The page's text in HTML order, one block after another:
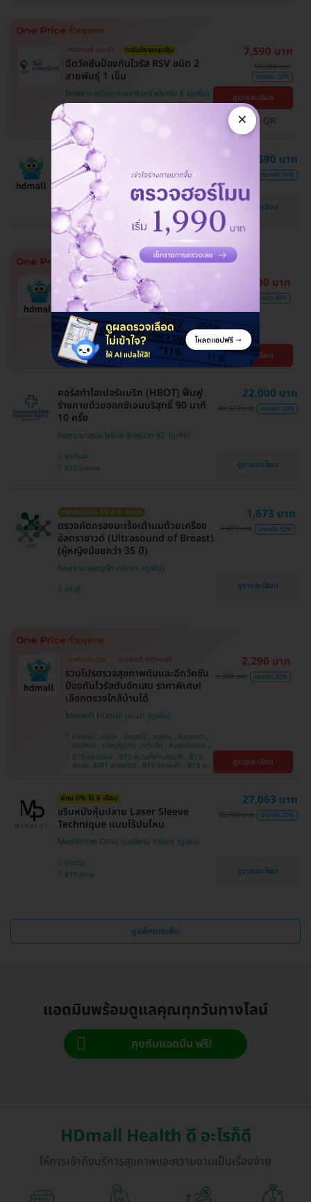
HDmall แนะนำ การันตีราคาสุดคุ้ม
ฉีดวัคซีนป้องกันไวรัส RSV ชนิด 2
สายพันธ์ุ 1 เข็ม
โรงพยาบาลวิมุต-เทพธารินทร์ พระราม 4
7,590 บาท
10,380 บาท
ประหยัด 25%
ดูรายละเอียด
จ่ายด้วย QR
การันตีราคาสุดคุ้ม
ฉีดวัคซีนป้องกันไวรัส RSV ชนิด 2 สาย
พันธ์ุ ป้องกันครอบคลุมอุ่นใจกว่า
โปรขายดี! HDmall แนะนำ
7,590 บาท
ประหยัด 34%
ดูรายละเอียด
การันตีราคาดีที่สุด
ซื้อ 2 เข็มประหยัดกว่า
รวมค่าแพทย์และค่าบริการ รพ. แล้ว
ฉีดวัคซีนป้องกันโรคมือ เท้า ปาก
สร้างภูมิคุ้มกันให้ลูก
โปรขายดี! HDmall แนะนำ
4,990 บาท
ประหยัด 45%
ดูรายละเอียด
คอร์สทำไฮเปอร์แบริก (HBOT) ฟื้นฟู
ร่างกายด้วยออกซิเจนบริสุทธิ์ 90 นาที
10 ครั้ง
โรงพยาบาลรวมใจรักษ์ @สุขุมวิท 62
พระโขนง
BTS บางจาก
22,000 บาท
46,572 บาท ประหยัด 53%
ดูรายละเอียด
ราคาพิเศษถึง 16 ส.ค. เท่านั้น
ตรวจคัดกรองมะเร็งเต้านมด้วยเครื่อง
อัลตราซาวด์ (Ultrasound of Breast)
(ผู้หญิงน้อยกว่า 35 ปี)
โรงพยาบาลพญาไท ศรีราชา
ชลบุรี
1,673 บาท
3,470 บาท ประหยัด 52%
ดูรายละเอียด
ถูกที่สุดในเว็บ! มีเฉพาะที่ HDmall!
รวมโปรตรวจสุขภาพตับและฉีดวัคซีน
ป้องกันไวรัสตับอักเสบ ราคาพิเศษ!
เลือกตรวจใกล้บ้านได้
โปรขายดี! HDmall แนะนำ
บางบอน , บึงกุ่ม , ปทุมธานี , จตุจักร , คันนายาว ,
จอมทอง , ราษฎร์บูรณะ , ปทุมวัน , สมุทรปราการ ,
ลาดพร้าว , พญาไท , ภาษีเจริญ , พระโขนง , บางรัก
, หนองแขม , บริการถึงบ้าน , ราชเทวี , บางนา ,
คลองเตย , ตลิ่งชัน
BTS เสนานิคม , BTS สนามกีฬาแห่งชาติ , BTS
สยาม , MRT ลาดพร้าว , BTS สนามเป้า , BTS บาง
2,290 บาท
3,380 บาท ประหยัด 32%
ดูรายละเอียด
ผ่อน 0% ได้ 6 เดือน
ขริบหนังหุ้มปลาย Laser Sleeve
Technique แบบไร้ปมไหม
MediPrime Clinic (เมดิไพร์ม คลินิก)
ปทุมวัน
BTS สยาม
27,063 บาท
35,900 บาท ประหยัด 25%
ดูรายละเอียด
ดูแพ็กเกจเพิ่ม
แอดมินพร้อมดูแลคุณทุกวันทางไลน์
คุยกับแอดมิน ฟรี!
HDmall Health ดี อะไรก็ดี
ให้การเข้าถึงบริการสุขภาพและความงามเป็นเรื่องง่าย
×